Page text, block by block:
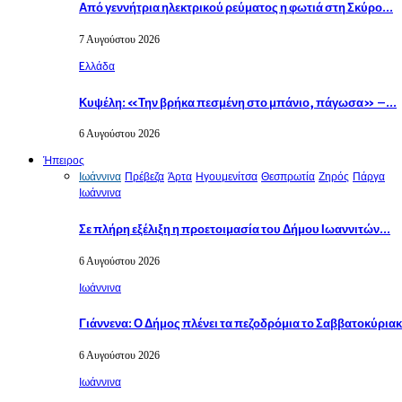
Από γεννήτρια ηλεκτρικού ρεύματος η φωτιά στη Σκύρο…
7 Αυγούστου 2026
Eλλάδα
Κυψέλη: «Την βρήκα πεσμένη στο μπάνιο, πάγωσα» –…
6 Αυγούστου 2026
Ήπειρος
Ιωάννινα Πρέβεζα Άρτα Ηγουμενίτσα Θεσπρωτία Ζηρός Πάργα
Ιωάννινα
Σε πλήρη εξέλιξη η προετοιμασία του Δήμου Ιωαννιτών…
6 Αυγούστου 2026
Ιωάννινα
Γιάννενα: Ο Δήμος πλένει τα πεζοδρόμια το
6 Αυγούστου 2026
Ιωάννινα